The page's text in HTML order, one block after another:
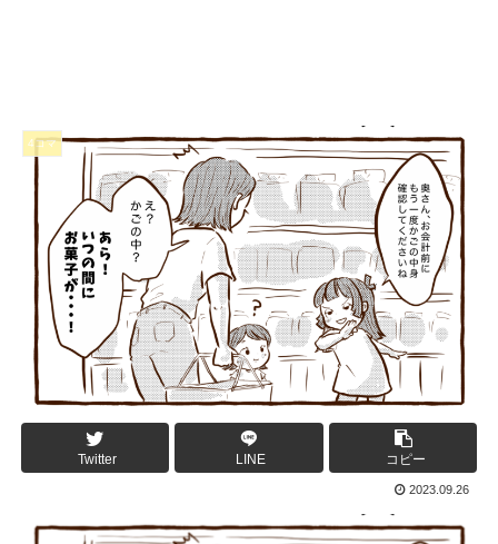
4コマ
Twitter LINE コピー
2023.09.26